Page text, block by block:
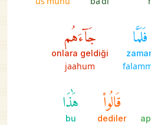
فَلَمَّا جَآءَهُم
onlara geldiği
jaahum
قَالُواْ
dediler
هَٰذَا
bu